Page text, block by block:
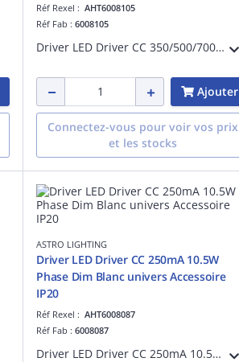
Réf Rexel : AHT6008105
Réf Fab : 6008105
Driver LED Driver CC 350/500/700mA Phase Dim Blanc référence 6008105 univers Accessoire
Ajouter
Connectez-vous pour voir vos prix
et les stocks
ASTRO LIGHTING
Driver LED Driver CC 250mA 10.5W
Phase Dim Blanc univers Accessoire
IP20
Réf Rexel : AHT6008087
Réf Fab : 6008087
Driver LED Driver CC 250mA 10.5W Phase Dim Blanc référence 6008087 univers Accessoire IP20